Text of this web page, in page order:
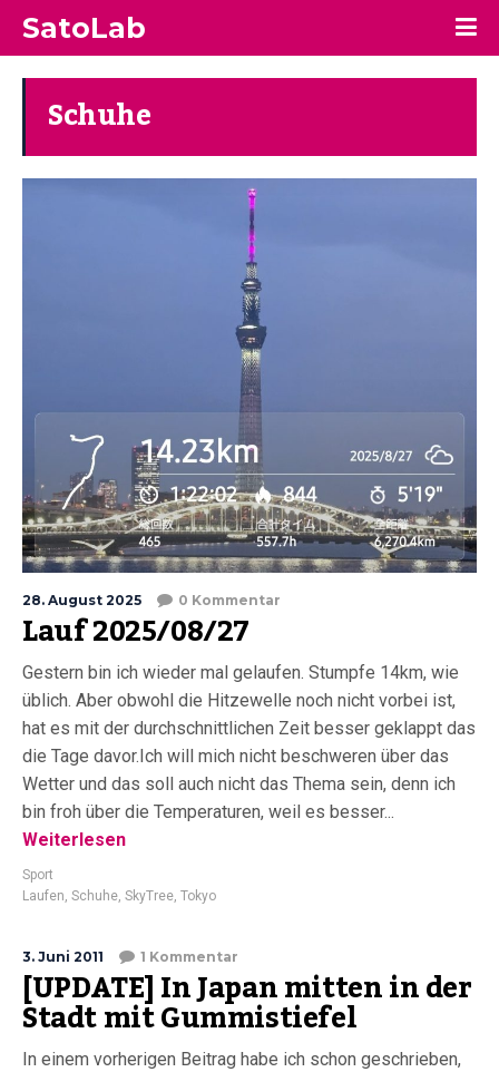
SatoLab
Schuhe
28. August 2025 0 Kommentar
Lauf 2025/08/27
Gestern bin ich wieder mal gelaufen. Stumpfe 14km, wie
üblich. Aber obwohl die Hitzewelle noch nicht vorbei ist,
hat es mit der durchschnittlichen Zeit besser geklappt das
die Tage davor.Ich will mich nicht beschweren über das
Wetter und das soll auch nicht das Thema sein, denn ich
bin froh über die Temperaturen, weil es besser...
Weiterlesen
Sport
Laufen, Schuhe, SkyTree, Tokyo
3. Juni 2011 1 Kommentar
[UPDATE] In Japan mitten in der
Stadt mit Gummistiefel
In einem vorherigen Beitrag habe ich schon geschrieben,